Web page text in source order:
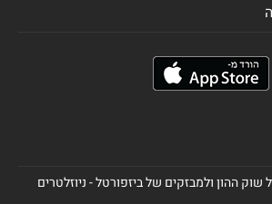
ההון ולמבזקים של ביזפורטל - ניוזלטרים